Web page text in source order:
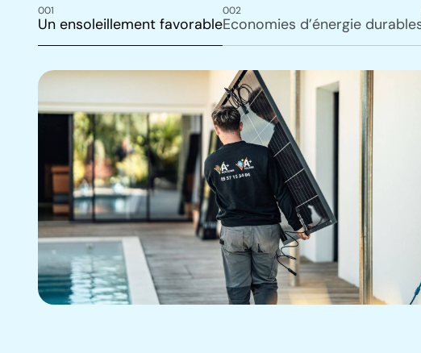
001
Un ensoleillement favorable
002
Economies d’énergie